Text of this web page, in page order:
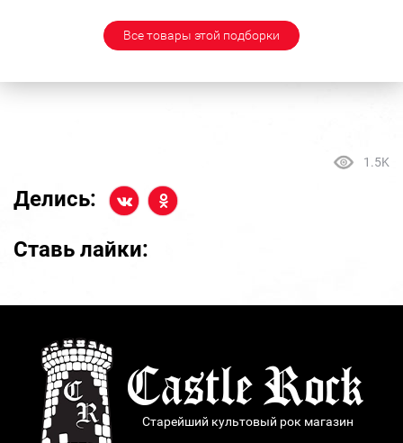
Все товары этой подборки
1.5K
Делись:
Ставь лайки:
Старейший культовый рок магазин